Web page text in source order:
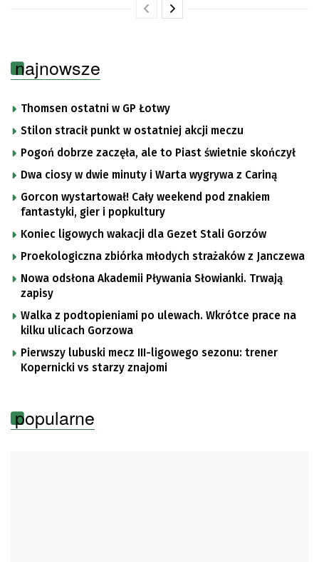
najnowsze
Thomsen ostatni w GP Łotwy
Stilon stracił punkt w ostatniej akcji meczu
Pogoń dobrze zaczęła, ale to Piast świetnie skończył
Dwa ciosy w dwie minuty i Warta wygrywa z Cariną
Gorcon wystartował! Cały weekend pod znakiem
fantastyki, gier i popkultury
Koniec ligowych wakacji dla Gezet Stali Gorzów
Proekologiczna zbiórka młodych strażaków z Janczewa
Nowa odsłona Akademii Pływania Słowianki. Trwają
zapisy
Walka z podtopieniami po ulewach. Wkrótce prace na
kilku ulicach Gorzowa
Pierwszy lubuski mecz III-ligowego sezonu: trener
Kopernicki vs starzy znajomi
popularne